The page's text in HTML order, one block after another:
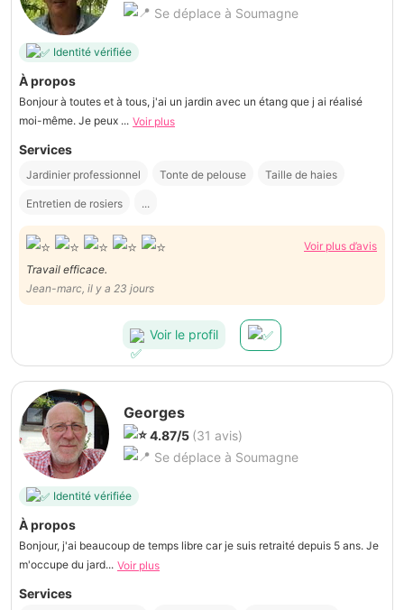
Se déplace à Soumagne
Identité vérifiée
À propos
Bonjour à toutes et à tous, j'ai un jardin avec un étang que j ai réalisé
moi-même. Je peux ... Voir plus
Services
Jardinier professionnel Tonte de pelouse Taille de haies
Entretien de rosiers ...
Voir plus d’avis
Travail efficace.
Jean-marc, il y a 23 jours
Voir le profil
Georges
4.87/5 (31 avis)
Se déplace à Soumagne
Identité vérifiée
À propos
Bonjour, j'ai beaucoup de temps libre car je suis retraité depuis 5 ans. Je
m'occupe du jard... Voir plus
Services